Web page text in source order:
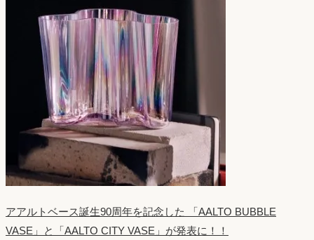
アアルトベース誕生90周年を記念した 「AALTO BUBBLE
VASE」と「AALTO CITY VASE」が発表に！！